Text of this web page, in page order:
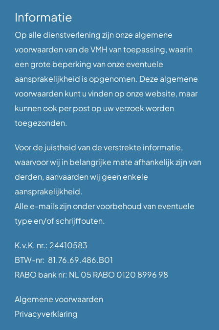
Informatie
Op alle dienstverlening zijn onze algemene
voorwaarden van de VMH van toepassing, waarin
een grote beperking van onze eventuele
aansprakelijkheid is opgenomen. Deze algemene
voorwaarden kunt u vinden op onze website, maar
kunnen ook per post op uw verzoek worden
toegezonden.
Voor de juistheid van de verstrekte informatie,
waarvoor wij in belangrijke mate afhankelijk zijn van
derden, aanvaarden wij geen enkele
aansprakelijkheid.
Alle e-mails zijn onder voorbehoud van eventuele
type en/of schrijffouten.
K.v.K. nr.: 24410583
BTW-nr: 81.76.69.486.B01
RABO bank nr: NL 05 RABO 0120 8996 98
Algemene voorwaarden
Privacyverklaring